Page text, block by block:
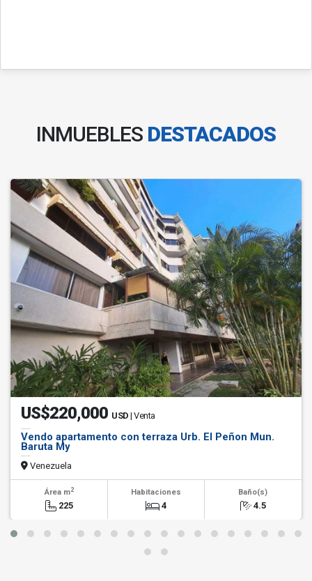
INMUEBLES DESTACADOS
US$220,000 USD | Venta
Vendo apartamento con terraza Urb. El Peñon Mun.
Baruta My
Venezuela
Área m2
225
Habitaciones
4
Baño(s)
4.5